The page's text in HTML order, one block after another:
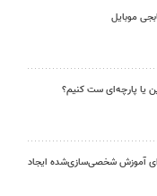
موبایل
یا پارچه‌ای ست کنیم؟
آموزش شخصی‌سازی‌شده ایجاد